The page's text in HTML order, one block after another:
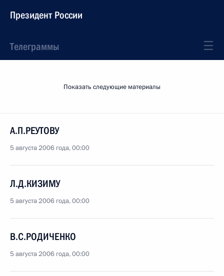
Президент России
Телеграммы
Показать следующие материалы
А.П.РЕУТОВУ
5 августа 2006 года, 00:00
Л.Д.КИЗИМУ
5 августа 2006 года, 00:00
В.С.РОДИЧЕНКО
5 августа 2006 года, 00:00